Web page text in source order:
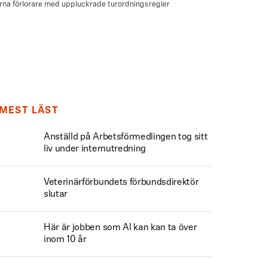
MEST LÄST
Anställd på Arbetsförmedlingen tog sitt
liv under internutredning
Veterinärförbundets förbundsdirektör
slutar
Här är jobben som AI kan kan ta över
inom 10 år